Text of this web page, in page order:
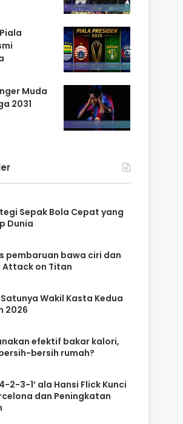
Muda
2031
Sepak Bola Cepat yang
Dunia
pembaruan bawa ciri dan
on Titan
Wakil Kasta Kedua
2026
efektif bakar kalori,
bersih rumah?
2-3-1’ ala Hansi Flick Kunci
dan Peningkatan